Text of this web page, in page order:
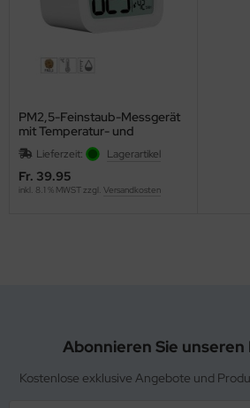
PM2,5-Feinstaub-Messgerät
mit Temperatur- und
Luftfeuchtigkeitsanzeige
Lieferzeit: Lagerartikel
Fr. 39.95
inkl. 8.1 % MWST zzgl. Versandkosten
Abonnieren Sie
Kostenlose exklusive Angebote und